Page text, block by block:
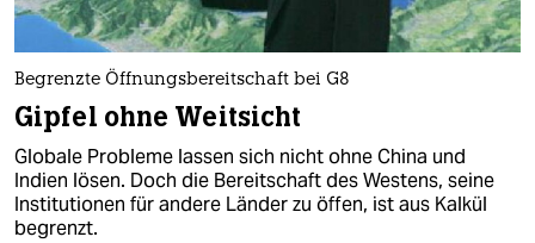
verlag
verlag
veranstaltungen
shop
fragen & hilfe
Begrenzte Öffnungsbereitschaft bei G8
Gipfel ohne Weitsicht
Globale Probleme lassen sich nicht ohne China und
Indien lösen. Doch die Bereitschaft des Westens, seine
Institutionen für andere Länder zu öffen, ist aus Kalkül
begrenzt.